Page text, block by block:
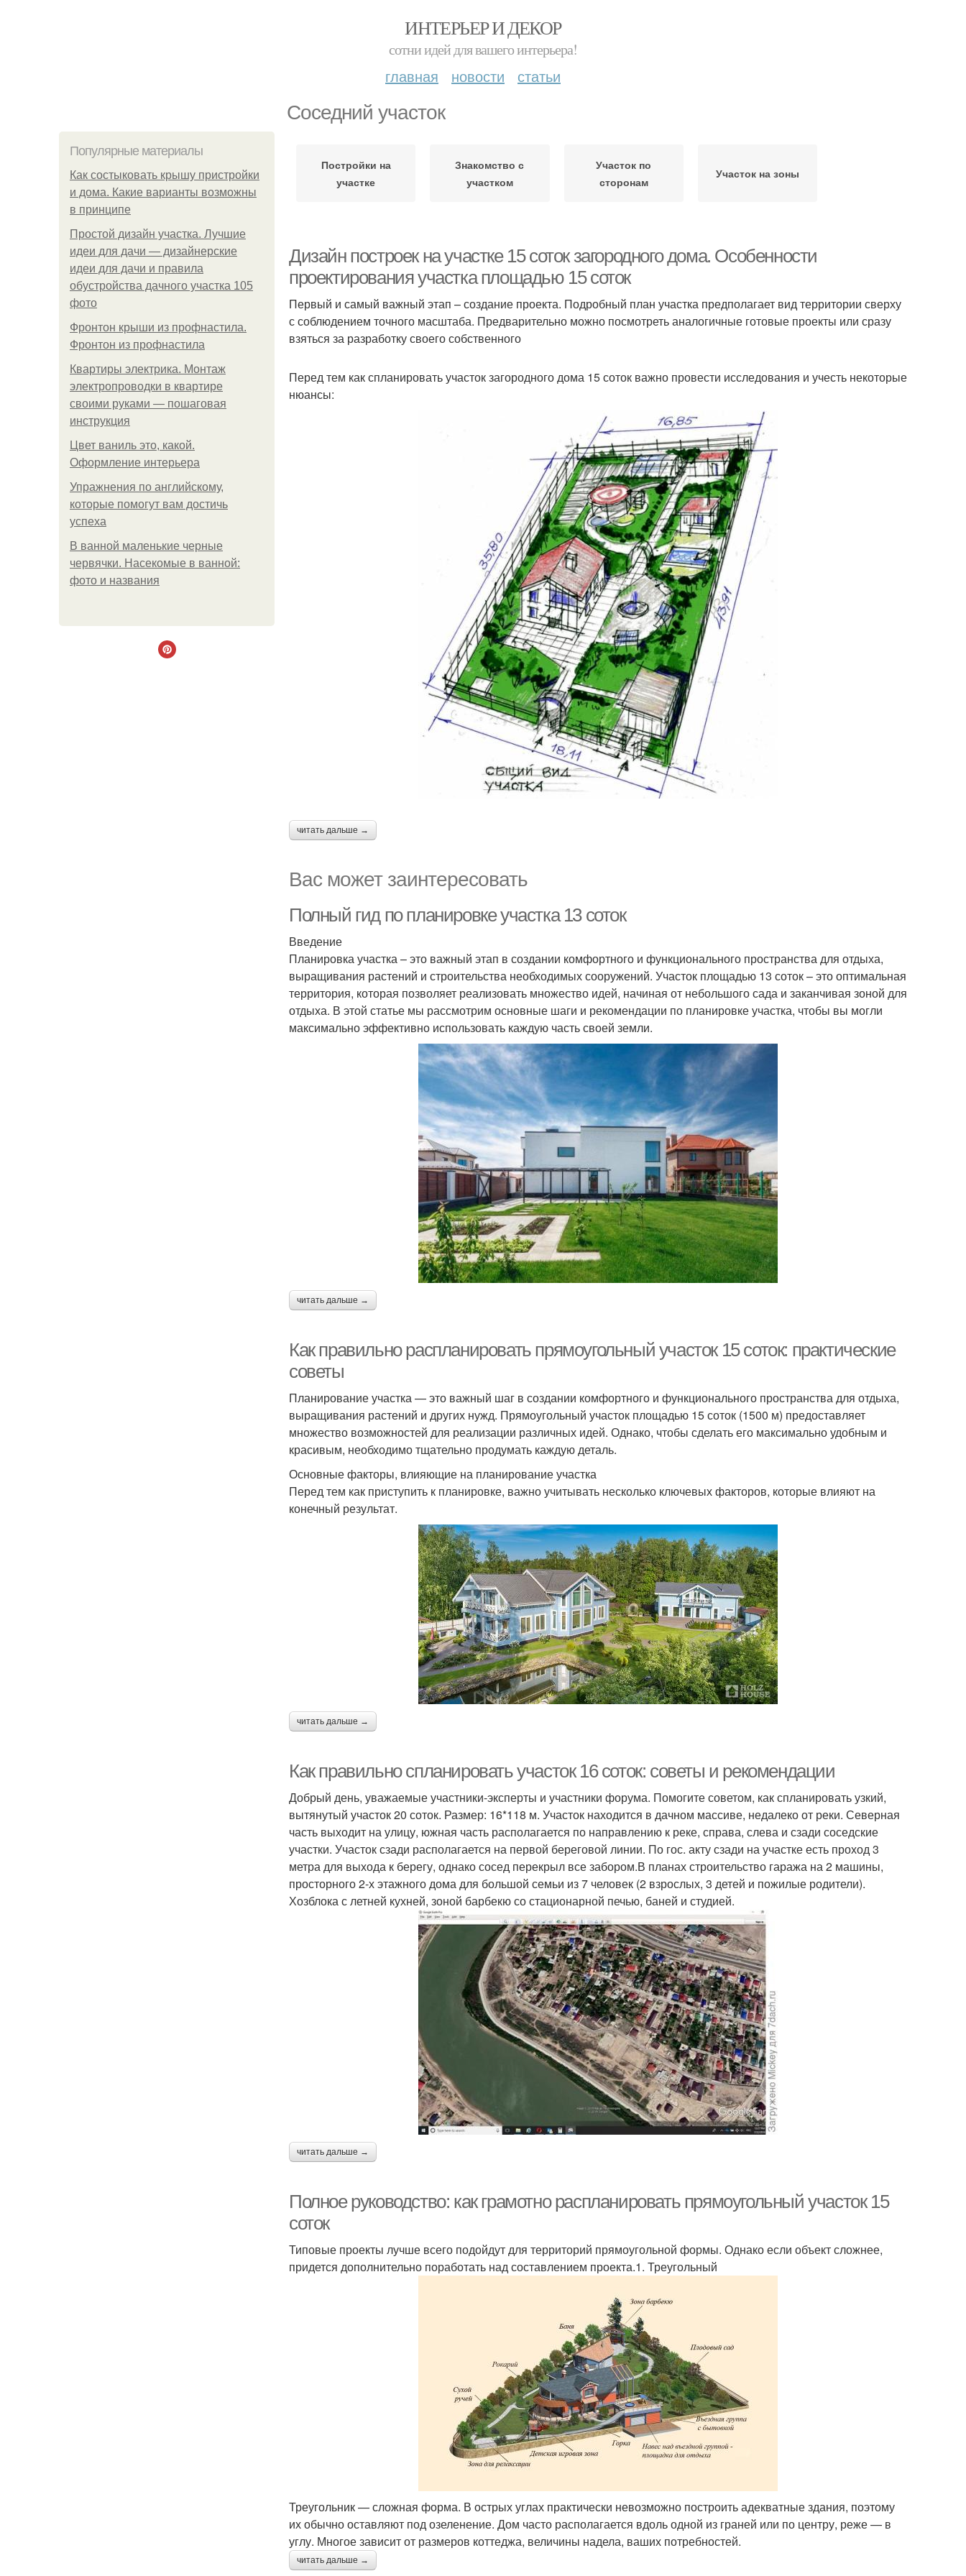
ИНТЕРЬЕР И ДЕКОР
сотни идей для вашего интерьера!
главная новости статьи
Соседний участок
Популярные материалы
Как состыковать крышу пристройки
и дома. Какие варианты возможны
в принципе
Простой дизайн участка. Лучшие
идеи для дачи — дизайнерские
идеи для дачи и правила
обустройства дачного участка 105
фото
Фронтон крыши из профнастила.
Фронтон из профнастила
Квартиры электрика. Монтаж
электропроводки в квартире
своими руками — пошаговая
инструкция
Цвет ваниль это, какой.
Оформление интерьера
Упражнения по английскому,
которые помогут вам достичь
успеха
В ванной маленькие черные
червячки. Насекомые в ванной:
фото и названия
Постройки на
участке
Знакомство с
участком
Участок по
сторонам
Участок на зоны
Дизайн построек на участке 15 соток загородного дома. Особенности
проектирования участка площадью 15 соток
Первый и самый важный этап – создание проекта. Подробный план участка предполагает вид территории сверху
с соблюдением точного масштаба. Предварительно можно посмотреть аналогичные готовые проекты или сразу
взяться за разработку своего собственного
Перед тем как спланировать участок загородного дома 15 соток важно провести исследования и учесть некоторые
нюансы:
читать дальше →
Вас может заинтересовать
Полный гид по планировке участка 13 соток
Введение
Планировка участка – это важный этап в создании комфортного и функционального пространства для отдыха,
выращивания растений и строительства необходимых сооружений. Участок площадью 13 соток – это оптимальная
территория, которая позволяет реализовать множество идей, начиная от небольшого сада и заканчивая зоной для
отдыха. В этой статье мы рассмотрим основные шаги и рекомендации по планировке участка, чтобы вы могли
максимально эффективно использовать каждую часть своей земли.
читать дальше →
Как правильно распланировать прямоугольный участок 15 соток: практические
советы
Планирование участка — это важный шаг в создании комфортного и функционального пространства для отдыха,
выращивания растений и других нужд. Прямоугольный участок площадью 15 соток (1500 м) предоставляет
множество возможностей для реализации различных идей. Однако, чтобы сделать его максимально удобным и
красивым, необходимо тщательно продумать каждую деталь.
Основные факторы, влияющие на планирование участка
Перед тем как приступить к планировке, важно учитывать несколько ключевых факторов, которые влияют на
конечный результат.
читать дальше →
Как правильно спланировать участок 16 соток: советы и рекомендации
Добрый день, уважаемые участники-эксперты и участники форума. Помогите советом, как спланировать узкий,
вытянутый участок 20 соток. Размер: 16*118 м. Участок находится в дачном массиве, недалеко от реки. Северная
часть выходит на улицу, южная часть располагается по направлению к реке, справа, слева и сзади соседские
участки. Участок сзади располагается на первой береговой линии. По гос. акту сзади на участке есть проход 3
метра для выхода к берегу, однако сосед перекрыл все забором.В планах строительство гаража на 2 машины,
просторного 2-х этажного дома для большой семьи из 7 человек (2 взрослых, 3 детей и пожилые родители).
Хозблока с летней кухней, зоной барбекю со стационарной печью, баней и студией.
читать дальше →
Полное руководство: как грамотно распланировать прямоугольный участок 15
соток
Типовые проекты лучше всего подойдут для территорий прямоугольной формы. Однако если объект сложнее,
придется дополнительно поработать над составлением проекта.1. Треугольный
Треугольник — сложная форма. В острых углах практически невозможно построить адекватные здания, поэтому
их обычно оставляют под озеленение. Дом часто располагается вдоль одной из граней или по центру, реже — в
углу. Многое зависит от размеров коттеджа, величины надела, ваших потребностей.
читать дальше →